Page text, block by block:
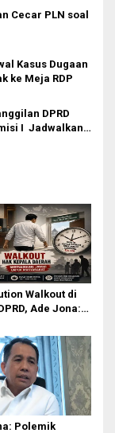
Cecar PLN soal
Kasus Dugaan
ke Meja RDP
DPRD
I Jadwalkan
Walkout di
Ade Jona:
Sia-sia
Polemik